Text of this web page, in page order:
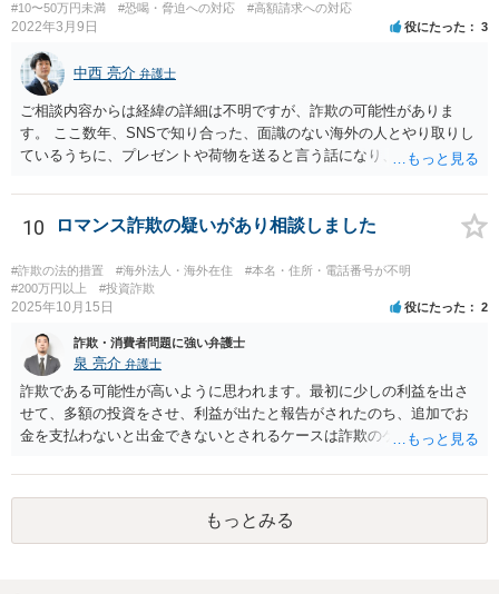
#10〜50万円未満
#恐喝・脅迫への対応 #高額請求への対応
2022年3月9日 役にたった 3
中西 亮介 弁護士
ご相談内容からは経緯の詳細は不明ですが、詐欺の可能性がありま
す。 ここ数年、SNSで知り合った、面識のない海外の人とやり取りし
ているうちに、プレゼントや荷物を送ると言う話になり、通関料等の
います。 本件でも、住所を教えてしまったとしても、職場まで特定す
ることは通常できませんし、そもそも、支払いと解雇の関連性は考え
る態様から詐欺の可能性が高いのではないかと思われます。 よほど相
手を信頼できる事情がない限り、支払いをしないようにした方がよい
と思います。
10 ロマンス詐欺の疑いがあり相談しました
#詐欺の法的措置 #海外法人・海外在住
#本名・住所・電話番号が不明
#200万円以上
#投資詐欺
2025年10月15日 役にたった 2
詐欺・消費者問題に強い弁護士
泉 亮介 弁護士
詐欺である可能性が高いように思われます。最初に少しの利益を出さ
せて、多額の投資をさせ、利益が出たと報告がされたのち、追加でお
金を支払わないと出金できないとされるケースは詐欺のケースで非常
であれば弁護士に相談されると良いでしょう。 ただ、こうした類型の
場合返金が難しいケースが多いため弁護士を立てるかどうかは慎重に
もっとみる